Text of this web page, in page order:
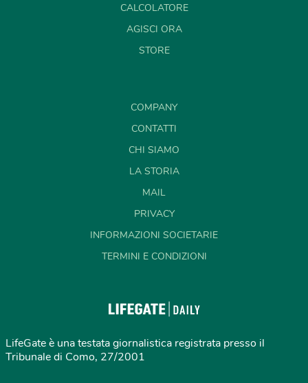
CALCOLATORE
AGISCI ORA
STORE
COMPANY
CONTATTI
CHI SIAMO
LA STORIA
MAIL
PRIVACY
INFORMAZIONI SOCIETARIE
TERMINI E CONDIZIONI
LifeGate è una testata giornalistica registrata presso il
Tribunale di Como, 27/2001